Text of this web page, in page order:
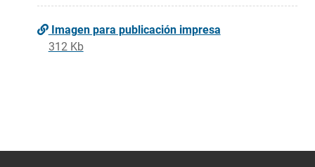
Imagen para publicación impresa
312 Kb